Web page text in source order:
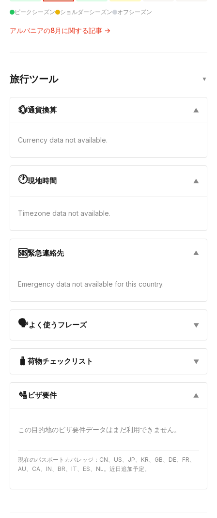
ピークシーズン ショルダーシーズン オフシーズン
アルバニアの8月に関する記事 →
旅行ツール ▼
💱通貨換算 ▼
Currency data not available.
🕐現地時間 ▼
Timezone data not available.
🆘緊急連絡先 ▼
Emergency data not available for this country.
🗣よく使うフレーズ ▼
🧳 荷物チェックリスト ▼
🛂ビザ要件 ▼
この目的地のビザ要件データはまだ利用できません。
現在のパスポートカバレッジ：CN、US、JP、KR、GB、DE、FR、
AU、CA、IN、BR、IT、ES、NL。近日追加予定。